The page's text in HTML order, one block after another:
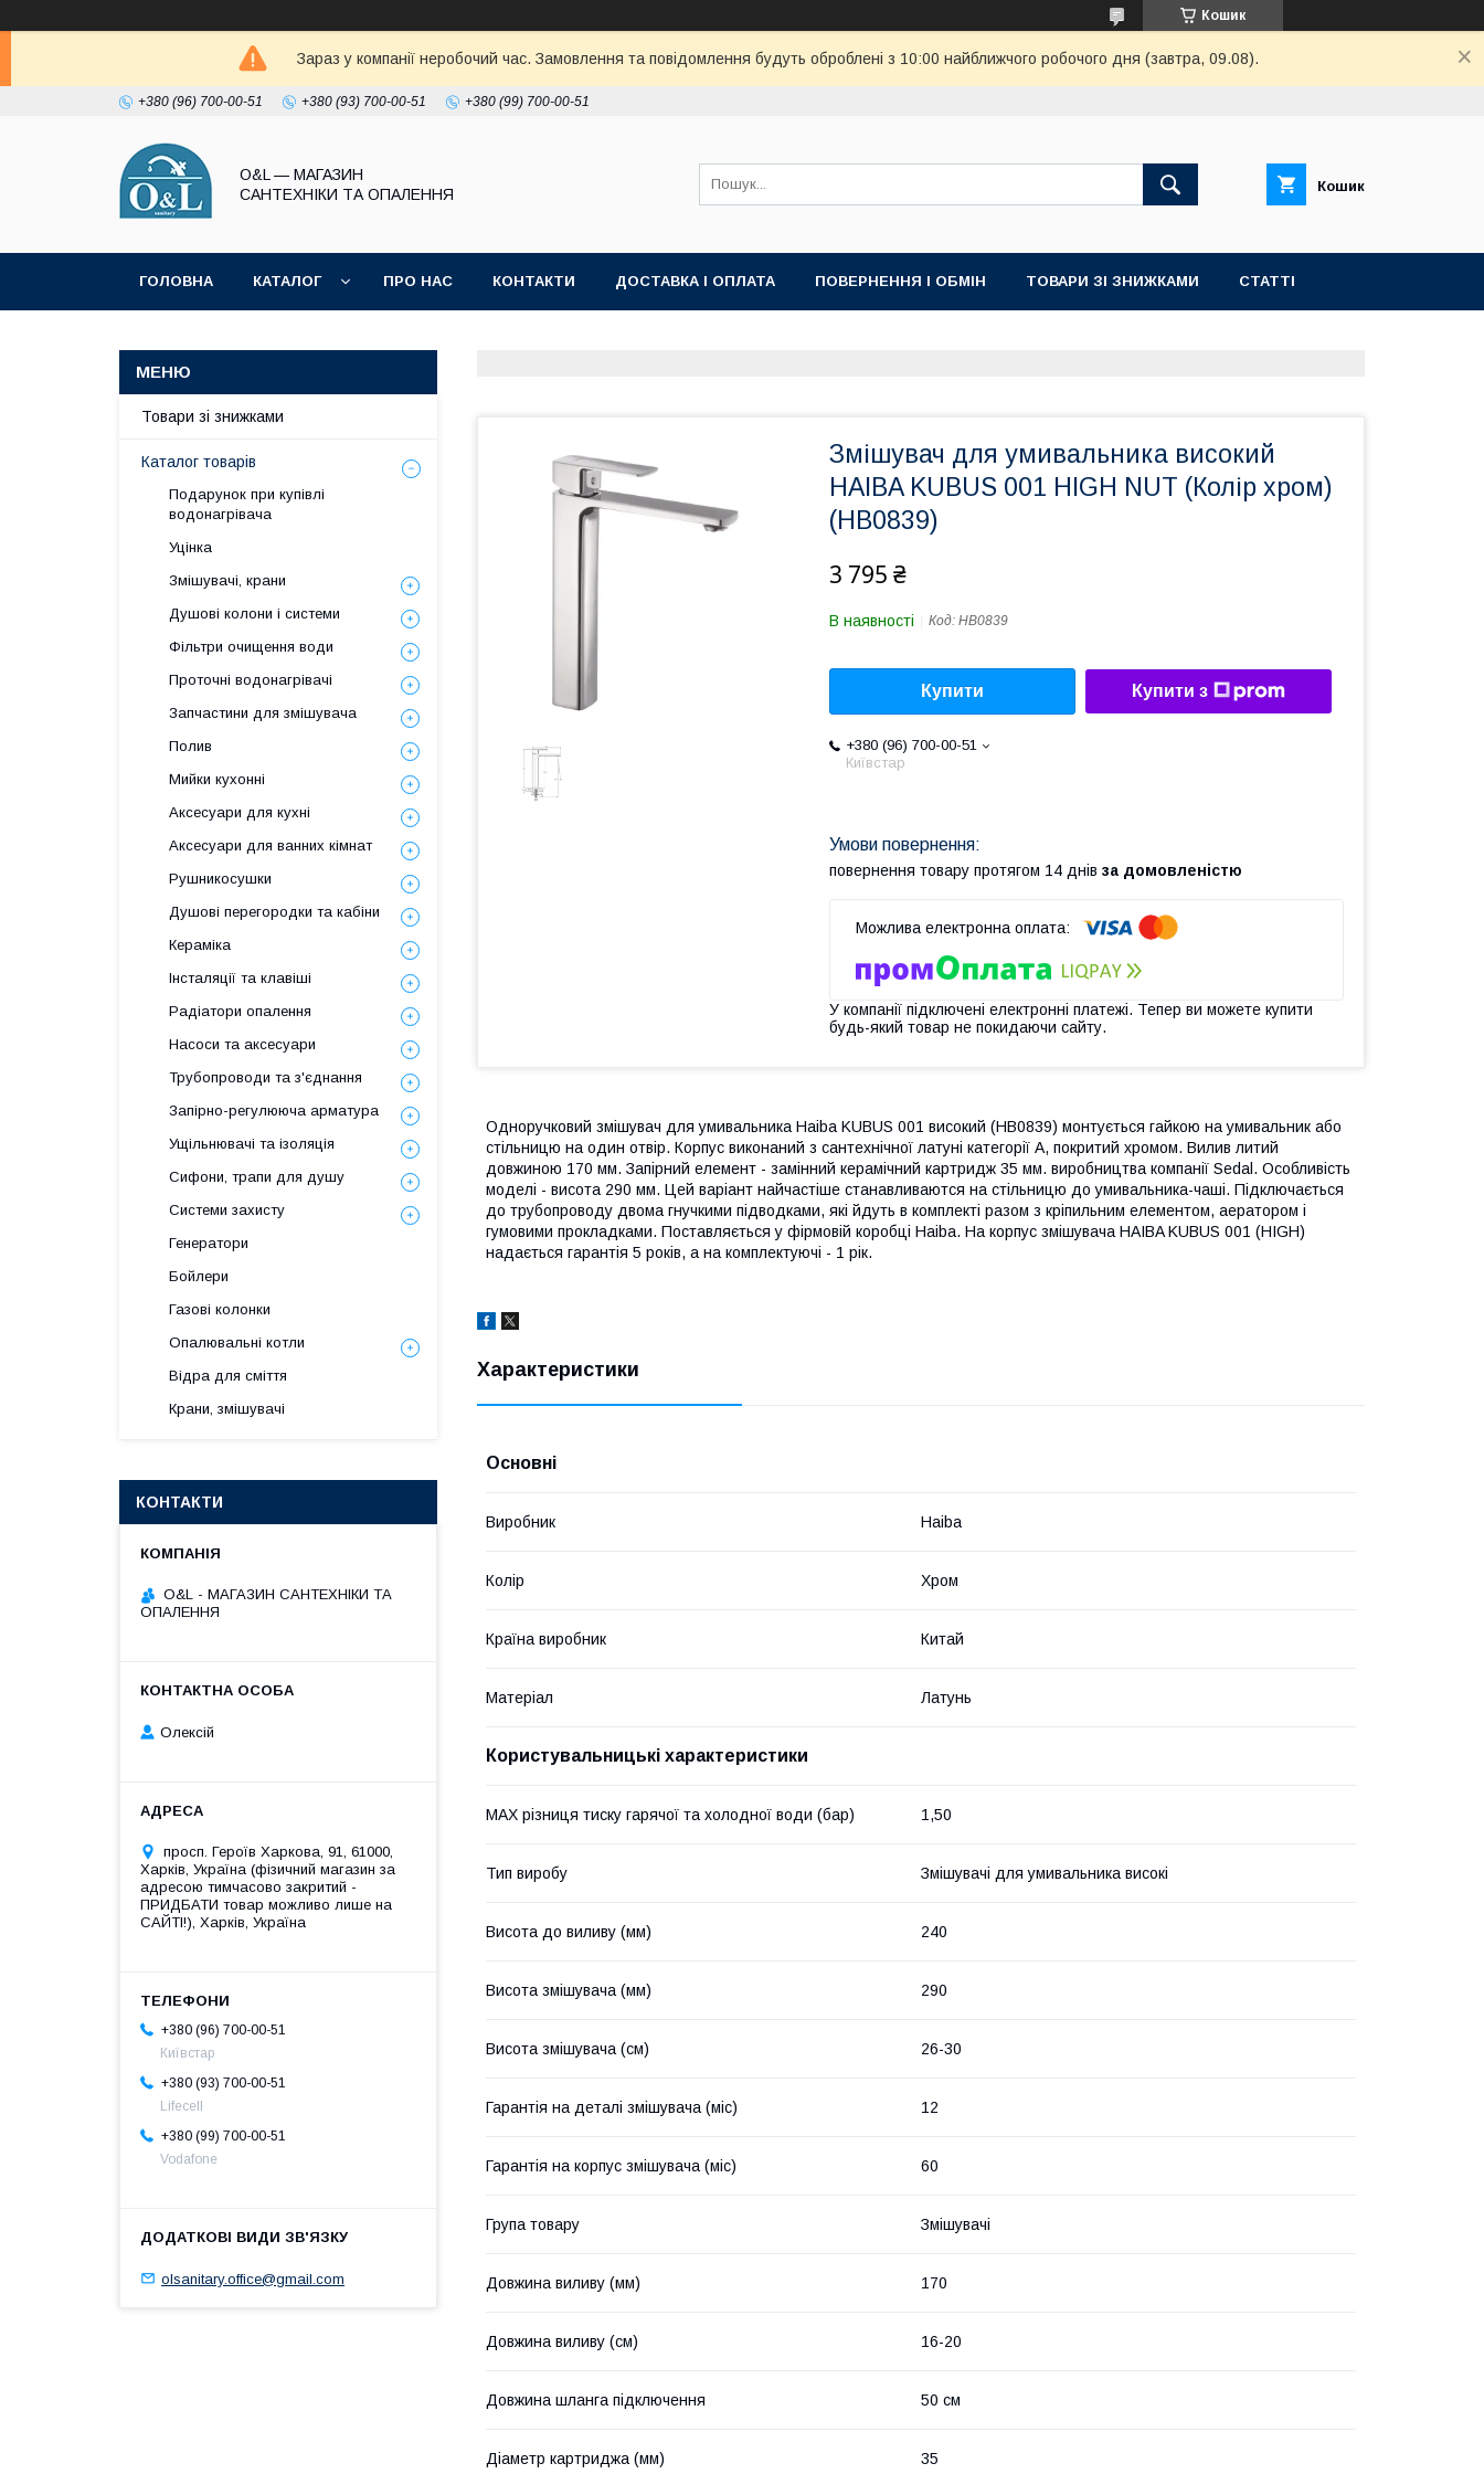
Кошик
Зараз у компанії неробочий час. Замовлення та повідомлення будуть оброблені з 10:00 найближчого робочого дня (завтра, 09.08).
+380 (96) 700-00-51 +380 (93) 700-00-51 +380 (99) 700-00-51
O&L — МАГАЗИН
САНТЕХНІКИ ТА ОПАЛЕННЯ
Кошик
ГОЛОВНА КАТАЛОГ ПРО НАС КОНТАКТИ ДОСТАВКА І ОПЛАТА ПОВЕРНЕННЯ І ОБМІН ТОВАРИ ЗІ ЗНИЖКАМИ СТАТТІ
Змішувач для умивальника високий
HAIBA KUBUS 001 HIGH NUT (Колір хром)
(HB0839)
3 795 ₴
В наявності Код: HB0839
Купити Купити з
+380 (96) 700-00-51
Київстар
повернення товару протягом 14 днів за домовленістю
У компанії підключені електронні платежі. Тепер ви можете купити
будь-який товар не покидаючи сайту.
Одноручковий змішувач для умивальника Haiba KUBUS 001 високий (HB0839) монтується гайкою на умивальник або
стільницю на один отвір. Корпус виконаний з сантехнічної латуні категорії А, покритий хромом. Вилив литий
довжиною 170 мм. Запірний елемент - замінний керамічний картридж 35 мм. виробництва компанії Sedal. Особливість
моделі - висота 290 мм. Цей варіант найчастіше станавливаются на стільницю до умивальника-чаші. Підключається
до трубопроводу двома гнучкими підводками, які йдуть в комплекті разом з кріпильним елементом, аератором і
гумовими прокладками. Поставляється у фірмовій коробці Haiba. На корпус змішувача HAIBA KUBUS 001 (HIGH)
надається гарантія 5 років, а на комплектуючі - 1 рік.
Характеристики
Основні
Виробник Haiba
Колір Хром
Країна виробник Китай
Матеріал Латунь
Користувальницькі характеристики
MAX різниця тиску гарячої та холодної води (бар) 1,50
Тип виробу Змішувачі для умивальника високі
Висота до виливу (мм) 240
Висота змішувача (мм) 290
Висота змішувача (см) 26-30
Гарантія на деталі змішувача (міс) 12
Гарантія на корпус змішувача (міс) 60
Група товару Змішувачі
Довжина виливу (мм) 170
Довжина виливу (см) 16-20
Довжина шланга підключення 50 см
Діаметр картриджа (мм) 35
Товари зі знижками
Каталог товарів
Подарунок при купівлі
водонагрівача
Уцінка
Змішувачі, крани
Душові колони і системи
Фільтри очищення води
Проточні водонагрівачі
Запчастини для змішувача
Полив
Мийки кухонні
Аксесуари для кухні
Аксесуари для ванних кімнат
Рушникосушки
Душові перегородки та кабіни
Кераміка
Інсталяції та клавіші
Радіатори опалення
Насоси та аксесуари
Трубопроводи та з'єднання
Запірно-регулююча арматура
Ущільнювачі та ізоляція
Сифони, трапи для душу
Системи захисту
Генератори
Бойлери
Газові колонки
Опалювальні котли
Відра для сміття
Крани, змішувачі
КОНТАКТИ
O&L - МАГАЗИН САНТЕХНІКИ ТА
ОПАЛЕННЯ
Олексій
просп. Героїв Харкова, 91, 61000,
Харків, Україна (фізичний магазин за
адресою тимчасово закритий -
ПРИДБАТИ товар можливо лише на
САЙТІ!), Харків, Україна
+380 (96) 700-00-51
Київстар
+380 (93) 700-00-51
Lifecell
+380 (99) 700-00-51
Vodafone
olsanitary.office@gmail.com